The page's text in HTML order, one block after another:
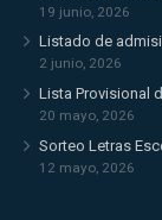
19 junio, 2026
Listado de
2 junio, 2026
Lista Provisional
20 mayo, 2026
Sorteo Letras
12 mayo, 2026